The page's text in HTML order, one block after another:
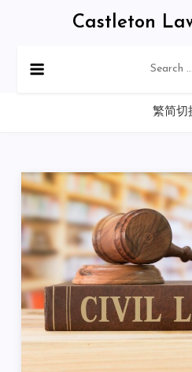
Castleton
for:
繁简切